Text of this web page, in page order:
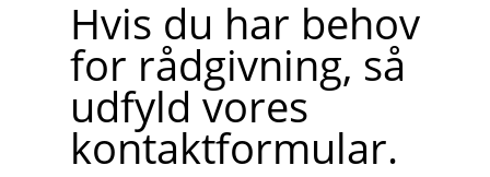
Hvis du har behov
for rådgivning, så
udfyld vores
kontaktformular.